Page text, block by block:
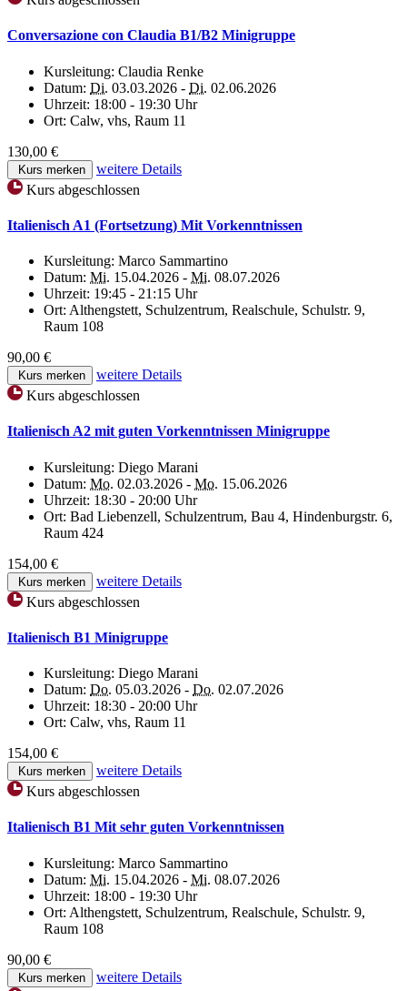
Conversazione con Claudia B1/B2 Minigruppe
Kursleitung: Claudia Renke
Datum: Di. 03.03.2026 - Di. 02.06.2026
Uhrzeit: 18:00 - 19:30 Uhr
Ort: Calw, vhs, Raum 11
130,00 €
Kurs merken
weitere Details
Kurs abgeschlossen
Italienisch A1 (Fortsetzung) Mit Vorkenntnissen
Kursleitung: Marco Sammartino
Datum: Mi. 15.04.2026 - Mi. 08.07.2026
Uhrzeit: 19:45 - 21:15 Uhr
Ort: Althengstett, Schulzentrum, Realschule, Schulstr. 9,
Raum 108
90,00 €
Kurs merken
weitere Details
Kurs abgeschlossen
Italienisch A2 mit guten Vorkenntnissen Minigruppe
Kursleitung: Diego Marani
Datum: Mo. 02.03.2026 - Mo. 15.06.2026
Uhrzeit: 18:30 - 20:00 Uhr
Ort: Bad Liebenzell, Schulzentrum, Bau 4, Hindenburgstr. 6,
Raum 424
154,00 €
Kurs merken
weitere Details
Kurs abgeschlossen
Italienisch B1 Minigruppe
Kursleitung: Diego Marani
Datum: Do. 05.03.2026 - Do. 02.07.2026
Uhrzeit: 18:30 - 20:00 Uhr
Ort: Calw, vhs, Raum 11
154,00 €
Kurs merken
weitere Details
Kurs abgeschlossen
Italienisch B1 Mit sehr guten Vorkenntnissen
Kursleitung: Marco Sammartino
Datum: Mi. 15.04.2026 - Mi. 08.07.2026
Uhrzeit: 18:00 - 19:30 Uhr
Ort: Althengstett, Schulzentrum, Realschule, Schulstr. 9,
Raum 108
90,00 €
Kurs merken
weitere Details